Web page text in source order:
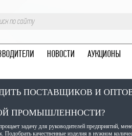
НОВОСТИ АУКЦИОНЫ
ПОСТАВЩИКОВ И
ПРОМЫШЛЕННОСТИ?
задачу для руководителей предприятий,
Подобрать качественные изделия в нужном